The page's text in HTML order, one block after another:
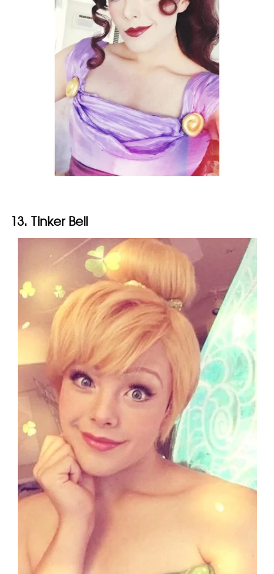
13. Tinker Bell